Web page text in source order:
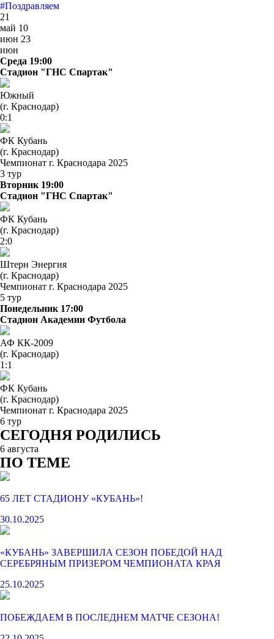
#Поздравляем
21
май 10
июн 23
июн
Среда 19:00
Стадион "ГНС Спартак"
Южный
(г. Краснодар)
0:1
ФК Кубань
(г. Краснодар)
Чемпионат г. Краснодара 2025
3 тур
Вторник 19:00
Стадион "ГНС Спартак"
ФК Кубань
(г. Краснодар)
2:0
Штерн Энергия
(г. Краснодар)
Чемпионат г. Краснодара 2025
5 тур
Понедельник 17:00
Стадион Академии Футбола
АФ КК-2009
(г. Краснодар)
1:1
ФК Кубань
(г. Краснодар)
Чемпионат г. Краснодара 2025
6 тур
СЕГОДНЯ РОДИЛИСЬ
6 августа
ПО ТЕМЕ
65 ЛЕТ СТАДИОНУ «КУБАНЬ»!
30.10.2025
«КУБАНЬ» ЗАВЕРШИЛА СЕЗОН ПОБЕДОЙ НАД
СЕРЕБРЯНЫМ ПРИЗЕРОМ ЧЕМПИОНАТА КРАЯ
25.10.2025
ПОБЕЖДАЕМ В ПОСЛЕДНЕМ МАТЧЕ СЕЗОНА!